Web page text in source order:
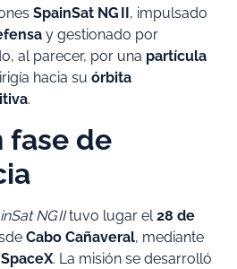
SpainSat NG II, impulsado
y gestionado por
al parecer, por una partícula
hacia su órbita
.
fase de
NG IItuvo lugar el28 de
Cabo Cañaveral, mediante
SpaceX. La misión se desarrolló